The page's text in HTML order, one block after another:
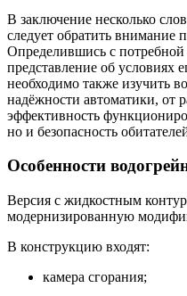
В заключение несколько
следует обратить внимание
Определившись с
представление об условиях
необходимо также изучить
надёжности автоматики, от
эффективность
но и безопасность
Особенности
Версия с жидкостным
модернизированную
В конструкцию входят:
камера сгорания;